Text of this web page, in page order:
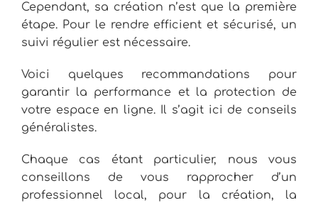
Cependant, sa création n’est que la première
étape. Pour le rendre efficient et sécurisé, un
suivi régulier est nécessaire.
Voici quelques recommandations pour
garantir la performance et la protection de
votre espace en ligne. Il s’agit ici de conseils
généralistes.
Chaque cas étant particulier, nous vous
conseillons de vous rapprocher d’un
professionnel local, pour la création, la